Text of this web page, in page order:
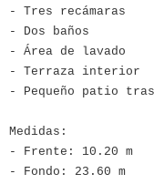
- Tres recámaras
- Dos baños
- Área de lavado
- Terraza interior
- Pequeño patio
Medidas:
- Frente: 10.20 m
- Fondo: 23.60 m